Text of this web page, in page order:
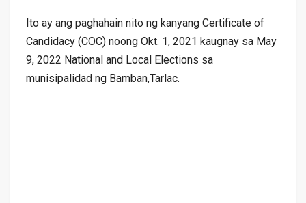
Ito ay ang paghahain nito ng kanyang Certificate of
Candidacy (COC) noong Okt. 1, 2021 kaugnay sa May
9, 2022 National and Local Elections sa
munisipalidad ng Bamban,Tarlac.